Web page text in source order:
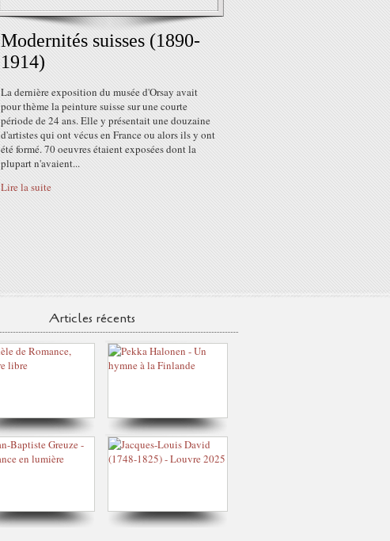
Modernités suisses (1890-
1914)
La dernière exposition du musée d'Orsay avait
pour thème la peinture suisse sur une courte
période de 24 ans. Elle y présentait une douzaine
d'artistes qui ont vécus en France ou alors ils y ont
été formé. 70 oeuvres étaient exposées dont la
plupart n'avaient...
Lire la suite
Articles récents